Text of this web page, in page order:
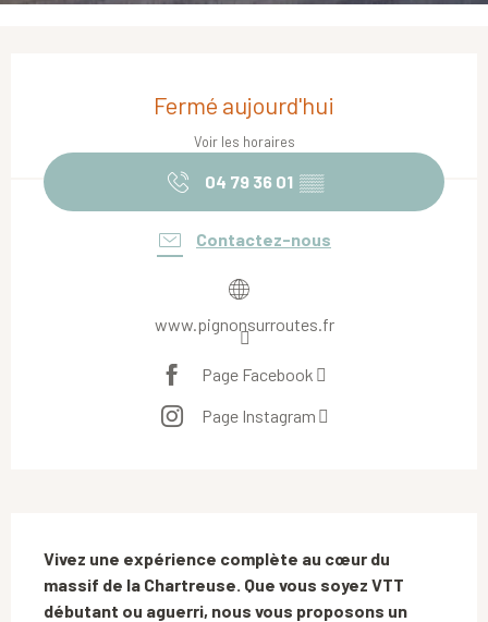
Fermé aujourd'hui
Voir les horaires
04 79 36 01 ▒▒
Contactez-nous
www.pignonsurroutes.fr
Page Facebook
Page Instagram
Vivez une expérience complète au cœur du
massif de la Chartreuse. Que vous soyez VTT
débutant ou aguerri, nous vous proposons un